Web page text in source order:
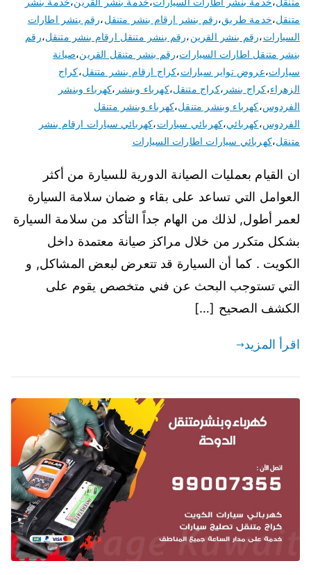
متنقل،خدمة طريق،رقم بنشر ارقام بنشر متنقل،رقم بنشر اطارات
السيارات،رقم بنشر القرين،رقم بنشر متنقل ارقام بنشر متنقل،رقم
بنشر متنقل اطارات السيارات،رقم بنشر متنقل القرين،صيانة
سيارات،عروض تواير سيارات،كراج ارقام بنشر متنقل،كراج
الزهراء،كراج بنشر ،كراج متنقل،كهرباء وبنشر ،كهرباء وبنشر
الفردوس،كهرباء وبنشر متنقل،كهرباء وبنشر متنقل
الفردوس،كهربائي،كهربائي سيارات،كهربائي سيارات ارقام بنشر
متنقل،كهربائي سيارات اطارات السيارات
ان القيام بعمليات الصيانة الدورية للسيارة من أكثر
العوامل التي تساعد على بقاء و ضمان سلامة السيارة
لعمر أطول, لذلك من الهام جداً التأكد من سلامة السيارة
بشكل متكرر من خلال مراكز صيانة معتمدة داخل
الكويت . كما أن السيارة قد تتعرض لبعض المشاكل, و
التي تستوجب البحث عن فني متخصص يقوم على
الكشف الصحيح […]
اقرأ المزيد